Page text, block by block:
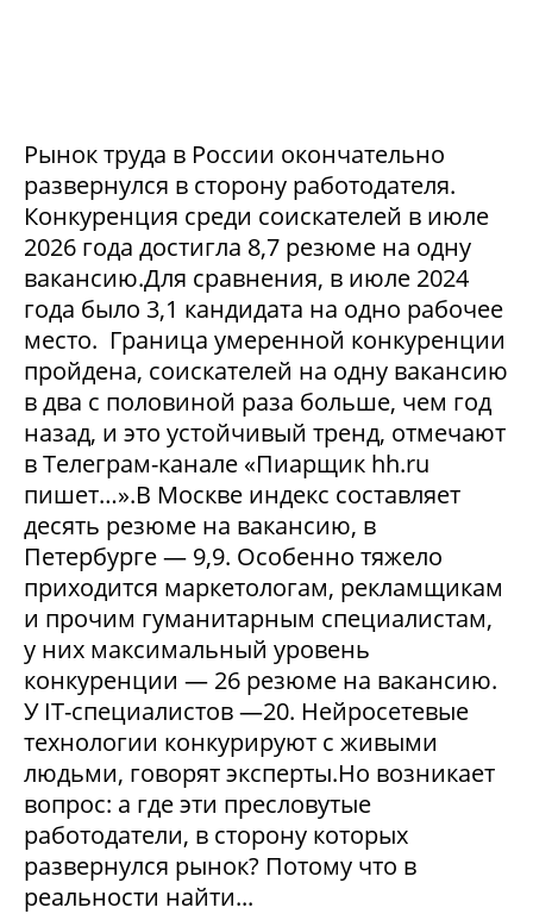
Рынок труда в России окончательно
развернулся в сторону работодателя.
Конкуренция среди соискателей в июле
2026 года достигла 8,7 резюме на одну
вакансию.Для сравнения, в июле 2024
года было 3,1 кандидата на одно рабочее
место. Граница умеренной конкуренции
пройдена, соискателей на одну вакансию
в два с половиной раза больше, чем год
назад, и это устойчивый тренд, отмечают
в Телеграм-канале «Пиарщик hh.ru
пишет…».В Москве индекс составляет
десять резюме на вакансию, в
Петербурге — 9,9. Особенно тяжело
приходится маркетологам, рекламщикам
и прочим гуманитарным специалистам,
у них максимальный уровень
конкуренции — 26 резюме на вакансию.
У IT-специалистов —20. Нейросетевые
технологии конкурируют с живыми
людьми, говорят эксперты.Но возникает
вопрос: а где эти пресловутые
работодатели, в сторону которых
развернулся рынок? Потому что в
реальности найти...